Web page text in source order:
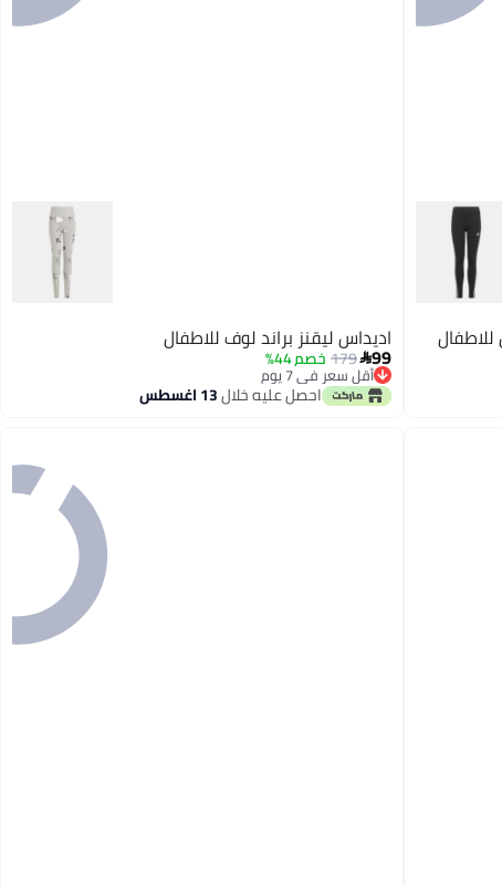
اديداس ليقنز براند لوف للاطفال
99
179خصم 44%
أقل سعر في 7 يوم
أقل سعر في 7 يوماحصل عليه خلال13 اغسطس